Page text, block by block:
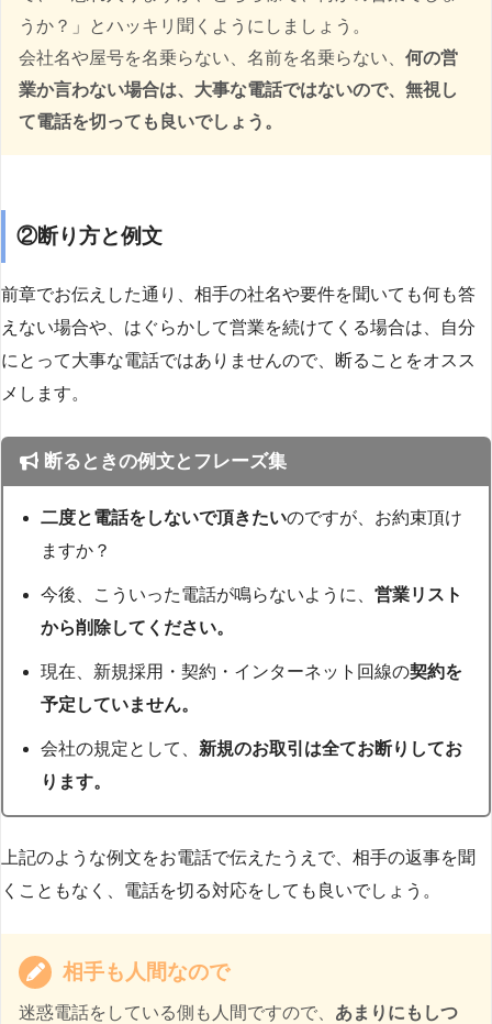
うか？」とハッキリ聞くようにしましょう。
会社名や屋号を名乗らない、名前を名乗らない、 何の営
業か言わない場合は、大事な電話ではないので、無視し
て電話を切っても良いでしょう。
②断り方と例文
前章でお伝えした通り、相手の社名や要件を聞いても何も答
えない場合や、はぐらかして営業を続けてくる場合は、自分
にとって大事な電話ではありませんので、断ることをオスス
メします。
断るときの例文とフレーズ集
二度と電話をしないで頂きたいのですが、お約束頂け
ますか？
今後、こういった電話が鳴らないように、営業リスト
から削除してください。
現在、新規採用・契約・インターネット回線の契約を
予定していません。
会社の規定として、 新規のお取引は全てお断りしてお
ります。
上記のような例文をお電話で伝えたうえで、相手の返事を聞
くこともなく、電話を切る対応をしても良いでしょう。
相手も人間なので
迷惑電話をしている側も人間ですので、 あまりにもしつ